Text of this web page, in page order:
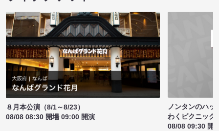
８月本公演（8/1～8/23）
08/08 08:30 開場 09:00 開演
ノンタンのハッ
わくピクニック
08/08 09:30 開